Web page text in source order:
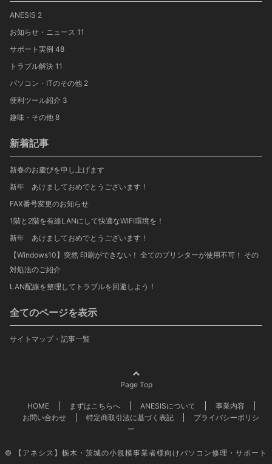
ANESIS 2
お知らせ・ニュース 11
サポート実例 48
トラブル解決 11
パソコン・ITのその他 2
便利ツール紹介 3
趣味・その他 8
新着記事
新春のお慶びを申し上げます
新年 あけましておめでとうございます！
FAX番号変更のお知らせ
1階と2階を有線LANにして快適なWIFI環境を！
新年 あけましておめでとうございます！
【Windows10】突然 印刷ができない！ 全てのプリンターが使用不可！ その
対処法のご紹介
LAN配線を整理してトラブルを回避しよう！
全てのページを表示
サイトマップ・記事一覧
Page Top
HOME まずはこちらへ ANESISについて
事業内容
お問い合わせ
特定商取引法に基づく表記
プライバシーポリシ
ー
© 【アネシス】栃木・茨城の小規模事業者様向けパソコン修理・サポート